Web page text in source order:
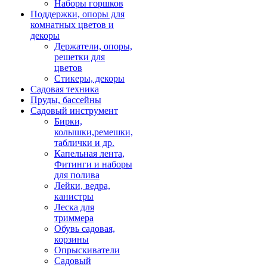
Наборы горшков
Поддержки, опоры для
комнатных цветов и
декоры
Держатели, опоры,
решетки для
цветов
Стикеры, декоры
Садовая техника
Пруды, бассейны
Садовый инструмент
Бирки,
колышки,ремешки,
таблички и др.
Капельная лента,
Фитинги и наборы
для полива
Лейки, ведра,
канистры
Леска для
триммера
Обувь садовая,
корзины
Опрыскиватели
Садовый